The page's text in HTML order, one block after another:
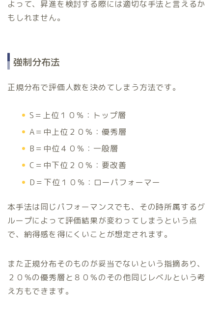
よって、昇進を検討する際には適切な手法と言えるか
もしれません。
強制分布法
正規分布で評価人数を決めてしまう方法です。
S＝上位１０％：トップ層
A＝中上位２０％：優秀層
B＝中位４０％：一般層
C＝中下位２０％：要改善
D＝下位１０％：ローパフォーマー
本手法は同じパフォーマンスでも、その時所属するグ
ループによって評価結果が変わってしまうという点
で、納得感を得にくいことが想定されます。
また正規分布そのものが妥当でないという指摘あり、
２０％の優秀層と８０％のその他同じレベルという考
え方もできます。